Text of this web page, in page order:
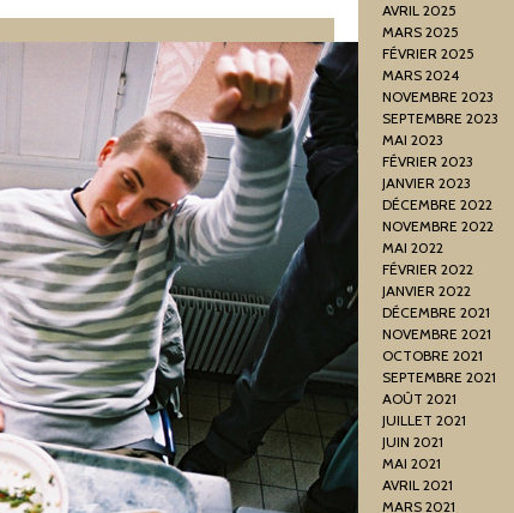
AVRIL 2025
MARS 2025
FÉVRIER 2025
MARS 2024
NOVEMBRE 2023
SEPTEMBRE 2023
MAI 2023
FÉVRIER 2023
JANVIER 2023
DÉCEMBRE 2022
NOVEMBRE 2022
MAI 2022
FÉVRIER 2022
JANVIER 2022
DÉCEMBRE 2021
NOVEMBRE 2021
OCTOBRE 2021
SEPTEMBRE 2021
AOÛT 2021
JUILLET 2021
JUIN 2021
MAI 2021
AVRIL 2021
MARS 2021